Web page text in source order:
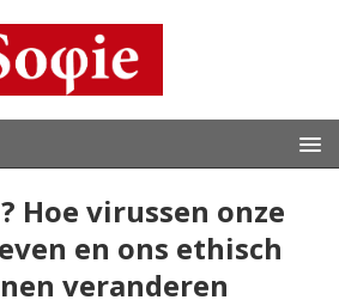
Hoe virussen onze
en ons ethisch
veranderen